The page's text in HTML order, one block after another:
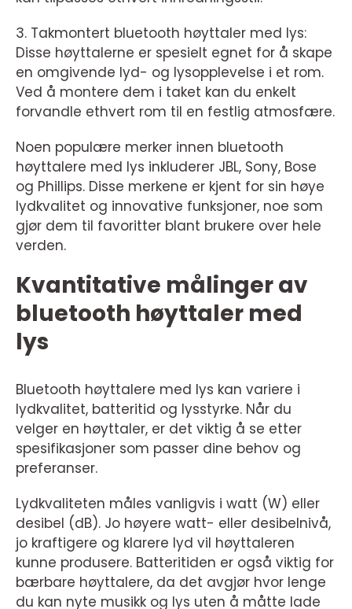
3. Takmontert bluetooth høyttaler med lys:
Disse høyttalerne er spesielt egnet for å skape
en omgivende lyd- og lysopplevelse i et rom.
Ved å montere dem i taket kan du enkelt
forvandle ethvert rom til en festlig atmosfære.
Noen populære merker innen bluetooth
høyttalere med lys inkluderer JBL, Sony, Bose
og Phillips. Disse merkene er kjent for sin høye
lydkvalitet og innovative funksjoner, noe som
gjør dem til favoritter blant brukere over hele
verden.
Kvantitative målinger av
bluetooth høyttaler med
lys
Bluetooth høyttalere med lys kan variere i
lydkvalitet, batteritid og lysstyrke. Når du
velger en høyttaler, er det viktig å se etter
spesifikasjoner som passer dine behov og
preferanser.
Lydkvaliteten måles vanligvis i watt (W) eller
desibel (dB). Jo høyere watt- eller desibelnivå,
jo kraftigere og klarere lyd vil høyttaleren
kunne produsere. Batteritiden er også viktig for
bærbare høyttalere, da det avgjør hvor lenge
du kan nyte musikk og lys uten å måtte lade